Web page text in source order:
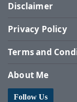
Disclaimer
Privacy Policy
Terms and
About Me
Follow Us